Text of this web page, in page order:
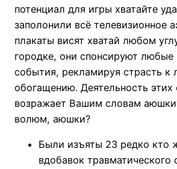
потенциал для игры хватайте
заполонили всё телевизионное
плакаты висят хватай любом
городке, они спонсируют
события, рекламируя страсть к
обогащению. Деятельность
возражает Вашим словам
волюм, аюшки?
Были изъяты 23 редко кто
вдобавок травматического